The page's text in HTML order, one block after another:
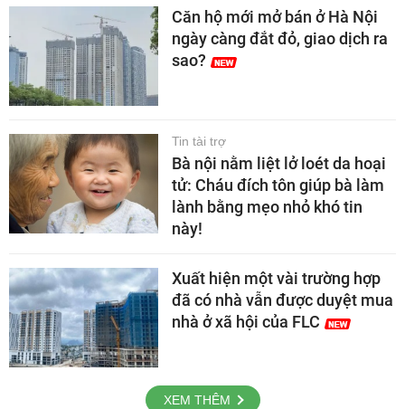
Căn hộ mới mở bán ở Hà Nội
ngày càng đắt đỏ, giao dịch ra
sao?
Tin tài trợ
Bà nội nằm liệt lở loét da hoại
tử: Cháu đích tôn giúp bà làm
lành bằng mẹo nhỏ khó tin
này!
Xuất hiện một vài trường hợp
đã có nhà vẫn được duyệt mua
nhà ở xã hội của FLC
XEM THÊM